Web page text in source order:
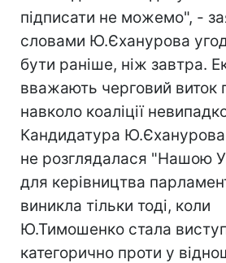
підписати не можемо", -
словами Ю.Єханурова
бути раніше, ніж завтра.
вважають черговий виток
навколо коаліції
Кандидатура Ю.Єханурова
не розглядалася "Нашою
для керівництва
виникла тільки тоді, коли
Ю.Тимошенко стала
категорично проти у